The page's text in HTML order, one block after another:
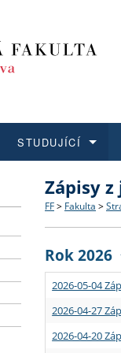
Struktura
Strategie
Podpora
Co
Učitelské
STUDUJÍCÍ
Rigorózní
O vědě a
Granty a
Aktuální
Zápisy
FF > Fakulta >
Rok 2026
2026-05-04
2026-04-27
2026-04-20